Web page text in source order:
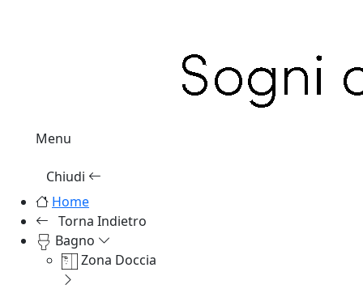
Menu
Chiudi
Home
Torna Indietro
Bagno
Zona Doccia